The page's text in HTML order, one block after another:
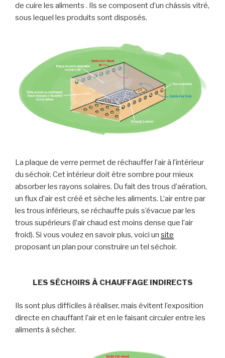
de cuire les aliments . Ils se composent d’un châssis vitré,
sous lequel les produits sont disposés.
La plaque de verre permet de réchauffer l’air à l’intérieur
du séchoir. Cet intérieur doit être sombre pour mieux
absorber les rayons solaires. Du fait des trous d’aération,
un flux d’air est créé et sèche les aliments. L’air entre par
les trous inférieurs, se réchauffe puis s’évacue par les
trous supérieurs (l’air chaud est moins dense que l’air
froid). Si vous voulez en savoir plus, voici un site
proposant un plan pour construire un tel séchoir.
LES SÉCHOIRS À CHAUFFAGE INDIRECTS
Ils sont plus difficiles à réaliser, mais évitent l’exposition
directe en chauffant l’air et en le faisant circuler entre les
aliments à sécher.